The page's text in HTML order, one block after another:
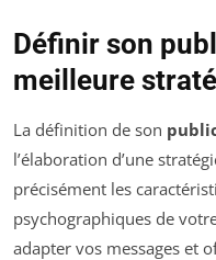
Définir son
meilleure
La définition de son
l’élaboration d’une
précisément les
psychographiques de
adapter vos messages et